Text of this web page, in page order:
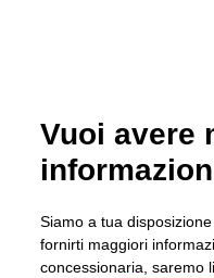
Vuoi avere
Siamo a tua
fornirti maggiori
concessionaria, saremo